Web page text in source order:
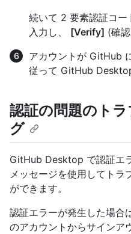
続いて 2 要素認証コ
入力し、 [Verify] (確
アカウントが GitHub
従って GitHub
認証の問題のト
グ
GitHub Desktop で認証エ
メッセージを使用してトラ
ができます。
認証エラーが発生した場
のアカウントからサインア